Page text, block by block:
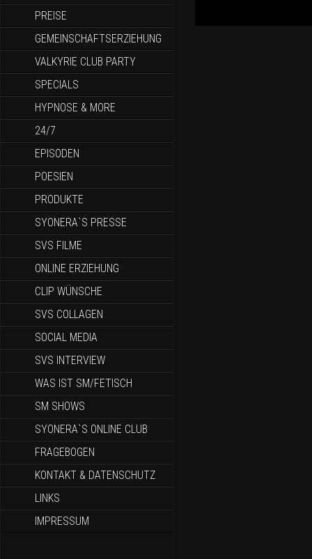
PREISE
GEMEINSCHAFTSERZIEHUNG
VALKYRIE CLUB PARTY
SPECIALS
HYPNOSE & MORE
24/7
EPISODEN
POESIEN
PRODUKTE
SYONERA`S PRESSE
SVS FILME
ONLINE ERZIEHUNG
CLIP WÜNSCHE
SVS COLLAGEN
SOCIAL MEDIA
SVS INTERVIEW
WAS IST SM/FETISCH
SM SHOWS
SYONERA`S ONLINE CLUB
FRAGEBOGEN
KONTAKT & DATENSCHUTZ
LINKS
IMPRESSUM